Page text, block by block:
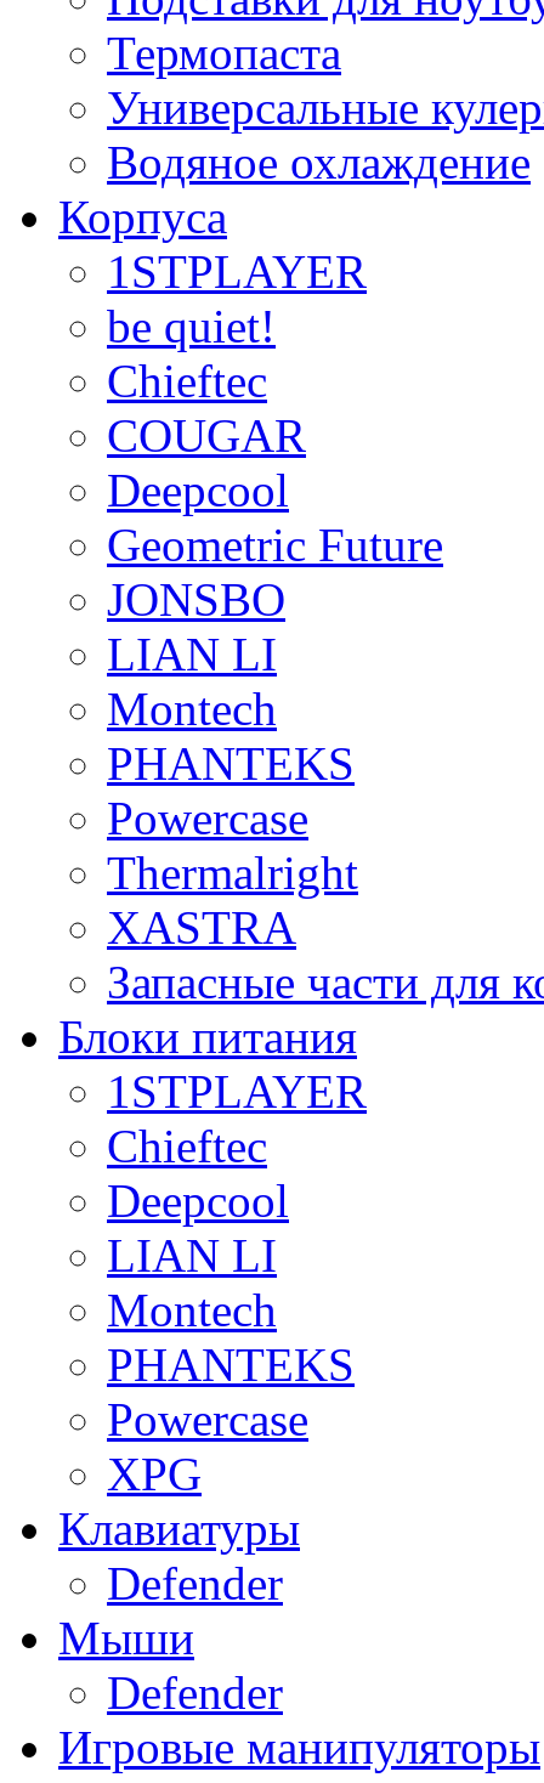
Термопаста
Универсальные
Водяное охлаждение
Корпуса
1STPLAYER
be quiet!
Chieftec
COUGAR
Deepcool
Geometric Future
JONSBO
LIAN LI
Montech
PHANTEKS
Powercase
Thermalright
XASTRA
Запасные части для
Блоки питания
1STPLAYER
Chieftec
Deepcool
LIAN LI
Montech
PHANTEKS
Powercase
XPG
Клавиатуры
Defender
Мыши
Defender
Игровые манипуляторы